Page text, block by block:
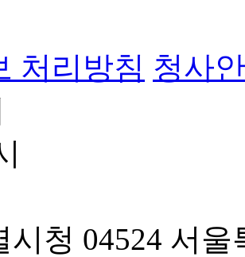
처리방침 청사
시청 04524 서